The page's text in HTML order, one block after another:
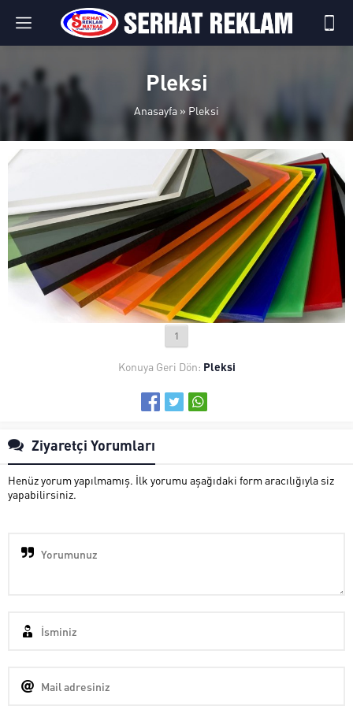
Pleksi
Anasayfa » Pleksi
1
Konuya Geri Dön: Pleksi
Ziyaretçi Yorumları
Henüz yorum yapılmamış. İlk yorumu aşağıdaki form aracılığıyla siz
yapabilirsiniz.